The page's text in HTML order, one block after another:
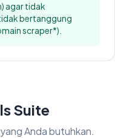
agar tidak
bertanggung
scraper*).
Suite
Anda butuhkan.